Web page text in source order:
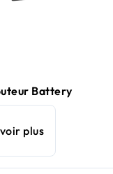
Battery
plus